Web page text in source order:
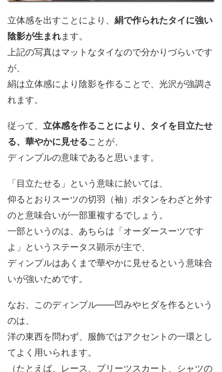
立体感を出すことにより、 絹で作られたタイに強い
陰影が生まれます。
上記の写真はマットなタイなので分かりづらいです
が、
絹は立体感により陰影を作ることで、光沢が強調さ
れます。
従って、 立体感を作ることにより、タイを目立たせ
る、華やかに見せることが、
ディンプルの意味であると思います。
「目立たせる」という意味に於いては、
仰るとおりスーツの切羽（袖）ボタンをわざと外す
のと意味合いが一部重複するでしょう。
一部というのは、あちらは「オーダースーツです
よ」というステータス顕示が主で、
ディンプルはあくまで華やかに見せるという意味合
いが強いためです。
なお、このディンプル――凹みやヒダを作るという
のは、
洋の東西を問わず、服飾ではアクセントの一環とし
てよく用いられます。
（たとえば、レース、プリーツスカート、シャツの